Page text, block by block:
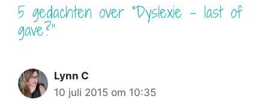
5 gedachten over “Dyslexie – last of
gave?”
Lynn C
10 juli 2015 om 10:35